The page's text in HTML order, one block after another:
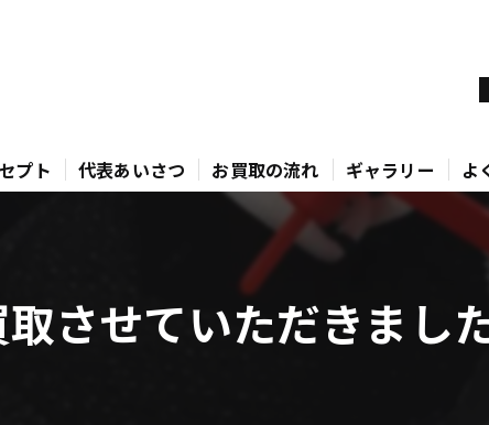
プト 代表あいさつ お買取の流れ ギャラリー よ
させていただきまし